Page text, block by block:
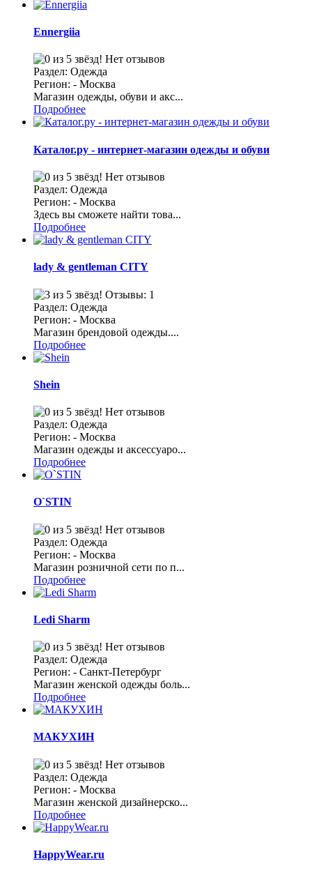
Ennergiia
Нет отзывов
Раздел: Одежда
Регион: - Москва
Магазин одежды, обуви и акс...
Подробнее
Каталог.ру - интернет-магазин одежды и обуви
Нет отзывов
Раздел: Одежда
Регион: - Москва
Здесь вы сможете найти това...
Подробнее
lady & gentleman CITY
Отзывы: 1
Раздел: Одежда
Регион: - Москва
Магазин брендовой одежды....
Подробнее
Shein
Нет отзывов
Раздел: Одежда
Регион: - Москва
Магазин одежды и аксессуаро...
Подробнее
O`STIN
Нет отзывов
Раздел: Одежда
Регион: - Москва
Магазин розничной сети по п...
Подробнее
Ledi Sharm
Нет отзывов
Раздел: Одежда
Регион: - Санкт-Петербург
Магазин женской одежды боль...
Подробнее
МАКУХИН
Нет отзывов
Раздел: Одежда
Регион: - Москва
Магазин женской дизайнерско...
Подробнее
HappyWear.ru